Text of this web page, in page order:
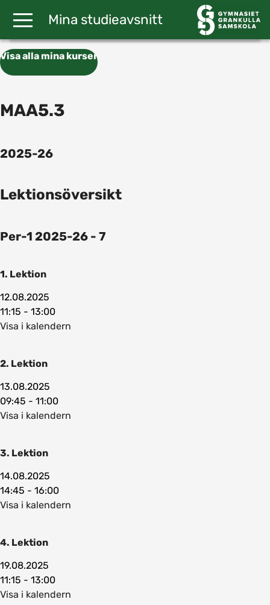
Mina studieavsnitt
Visa alla mina kurser
MAA5.3
2025-26
Lektionsöversikt
Per-1 2025-26 - 7
1. Lektion
12.08.2025
11:15 - 13:00
Visa i kalendern
2. Lektion
13.08.2025
09:45 - 11:00
Visa i kalendern
3. Lektion
14.08.2025
14:45 - 16:00
Visa i kalendern
4. Lektion
19.08.2025
11:15 - 13:00
Visa i kalendern